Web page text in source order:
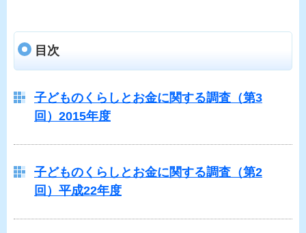
目次
子どものくらしとお金に関する調査（第3
回）2015年度
子どものくらしとお金に関する調査（第2
回）平成22年度